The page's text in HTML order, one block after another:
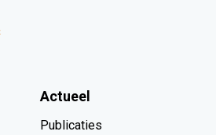
Actueel
Publicaties